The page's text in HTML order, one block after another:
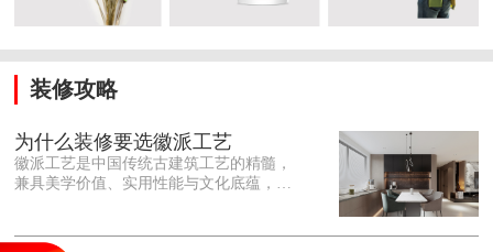
装修攻略
为什么装修要选徽派工艺
徽派工艺是中国传统古建筑工艺的精髓，
兼具美学价值、实用性能与文化底蕴，优
雕细琢的砖、木、石雕为特色，线条古朴